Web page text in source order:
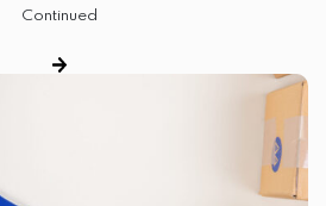
SUBLIMACJA
DTG
Continued